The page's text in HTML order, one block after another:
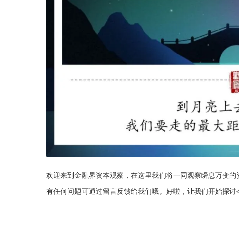
欢迎来到金融界资本观察，在这里我们将一同观察瞬息万变的
有任何问题可通过留言反馈给我们哦。好啦，让我们开始探讨